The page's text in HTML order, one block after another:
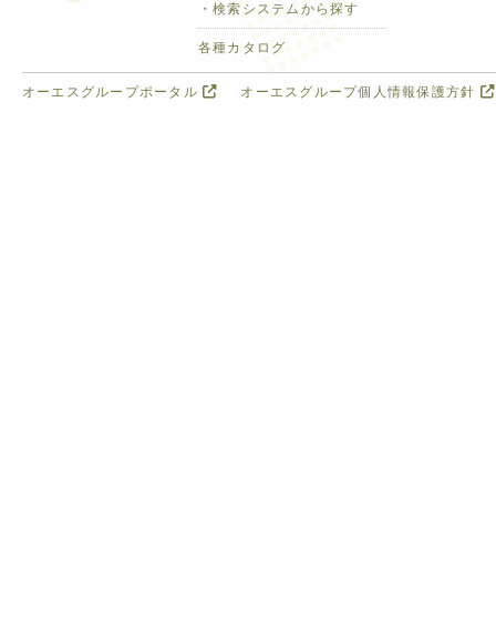
・検索システムから探す
各種カタログ
オーエスグループポータル オーエスグループ個人情報保護方針